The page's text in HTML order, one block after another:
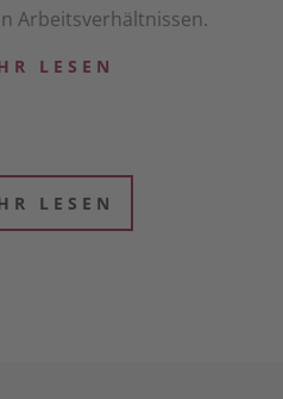
Arbeitsverhältnissen.
LESEN
LESEN